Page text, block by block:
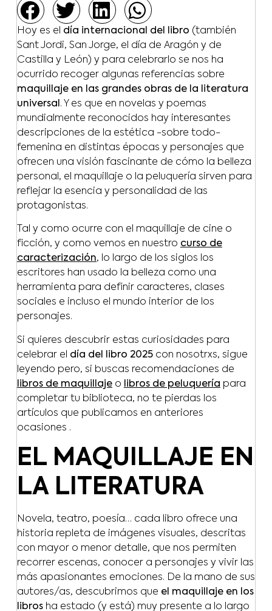
Hoy es el día internacional del libro (también
Sant Jordi, San Jorge, el día de Aragón y de
Castilla y León) y para celebrarlo se nos ha
ocurrido recoger algunas referencias sobre
maquillaje en las grandes obras de la literatura
universal . Y es que en novelas y poemas
mundialmente reconocidos hay interesantes
descripciones de la estética -sobre todo-
femenina en distintas épocas y personajes que
ofrecen una visión fascinante de cómo la belleza
personal, el maquillaje o la peluquería sirven para
reflejar la esencia y personalidad de las
protagonistas.
Tal y como ocurre con el maquillaje de cine o
ficción, y como vemos en nuestro curso de
caracterización, lo largo de los siglos los
escritores han usado la belleza como una
herramienta para definir caracteres, clases
sociales e incluso el mundo interior de los
personajes.
Si quieres descubrir estas curiosidades para
celebrar el día del libro 2025con nosotrxs, sigue
leyendo pero, si buscas recomendaciones de
libros de maquillajeo libros de peluquería para
completar tu biblioteca, no te pierdas los
artículos que publicamos en anteriores
ocasiones .
EL MAQUILLAJE EN
LA LITERATURA
Novela, teatro, poesía… cada libro ofrece una
historia repleta de imágenes visuales, descritas
con mayor o menor detalle, que nos permiten
recorrer escenas, conocer a personajes y vivir las
más apasionantes emociones. De la mano de sus
autores/as, descubrimos que el maquillaje en los
librosha estado (y está) muy presente a lo largo